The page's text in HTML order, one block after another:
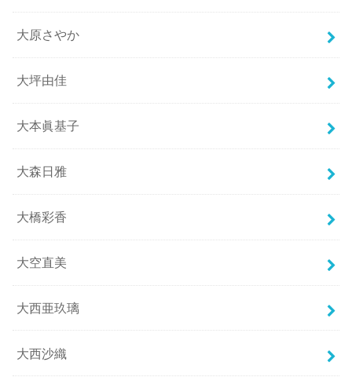
大原さやか
大坪由佳
大本眞基子
大森日雅
大橋彩香
大空直美
大西亜玖璃
大西沙織